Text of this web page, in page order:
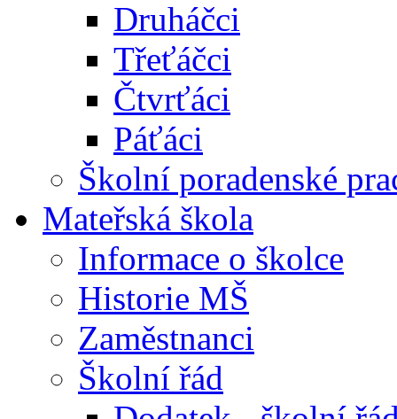
Druháčci
Třeťáčci
Čtvrťáci
Páťáci
Školní poradenské
Mateřská škola
Informace o školce
Historie MŠ
Zaměstnanci
Školní řád